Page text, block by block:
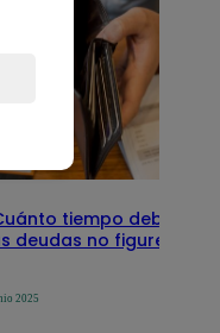
tiempo debe pasar
deudas no figuren en su
2025